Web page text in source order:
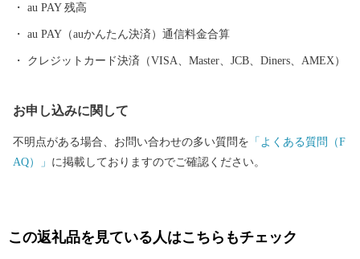
au PAY 残高
au PAY（auかんたん決済）通信料金合算
クレジットカード決済（VISA、Master、JCB、Diners、AMEX）
お申し込みに関して
不明点がある場合、お問い合わせの多い質問を 「よくある質問（F
AQ）」 に掲載しておりますのでご確認ください。
この返礼品を見ている人はこちらもチェック